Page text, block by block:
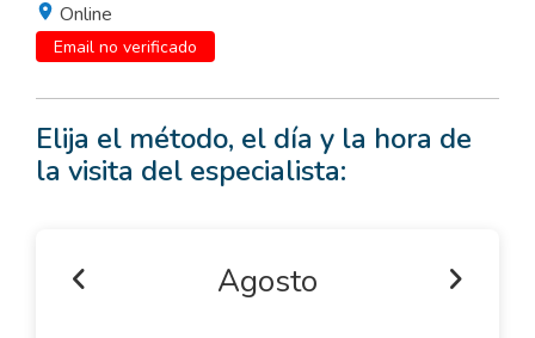
Online
Email no verificado
Elija el método, el día y la hora de
la visita del especialista:
Agosto